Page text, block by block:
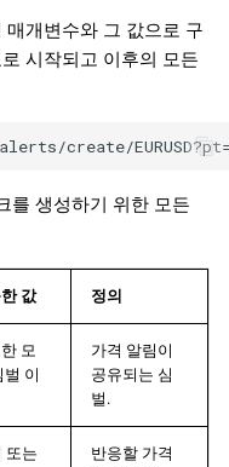
개변수와 그 값으로 구
시작되고 이후의 모든
를 생성하기 위한 모든
값 정의
모
벌 이
가격 알림이
공유되는 심
벌.
또는
반응할 가격